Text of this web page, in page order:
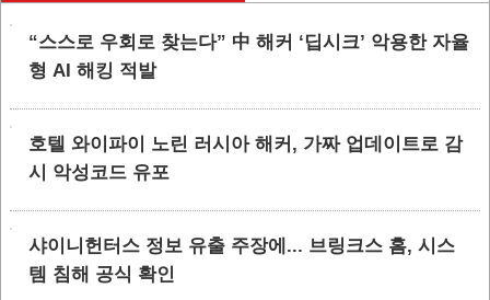
“스스로 우회로 찾는다” 中 해커 ‘딥시크’ 악용한 자율
형 AI 해킹 적발
호텔 와이파이 노린 러시아 해커, 가짜 업데이트로 감
시 악성코드 유포
샤이니헌터스 정보 유출 주장에... 브링크스 홈, 시스
템 침해 공식 확인